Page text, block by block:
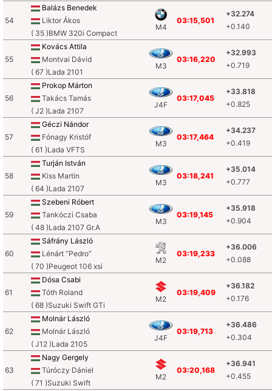
54
Balázs Benedek
Liktor Ákos
( 35 )BMW 320i Compact
M4
03:15,501
+32.274
+0.140
55
Kovács Attila
Montvai Dávid
( 67 )Lada 2101
M3
03:16,220
+32.993
+0.719
56
Prokop Márton
Takács Tamás
( J2 )Lada 2107
J4F
03:17,045
+33.818
+0.825
57
Géczi Nándor
Fónagy Kristóf
( 61 )Lada VFTS
M3
03:17,464
+34.237
+0.419
58
Turján István
Kiss Martin
( 64 )Lada 2107
M3
03:18,241
+35.014
+0.777
59
Szebeni Róbert
Tankóczi Csaba
( 48 )Lada 2107 Gr.A
M3
03:19,145
+35.918
+0.904
60
Sáfrány László
Lénárt “Pedro”
( 70 )Peugeot 106 xsi
M2
03:19,233
+36.006
+0.088
61
Dósa Csabi
Tóth Roland
( 68 )Suzuki Swift GTi
M2
03:19,409
+36.182
+0.176
62
Molnár László
Molnár László
( J12 )Lada 2105
J4F
03:19,713
+36.486
+0.304
63
Nagy Gergely
Túróczy Dániel
( 71 )Suzuki Swift
M2
03:20,168
+36.941
+0.455